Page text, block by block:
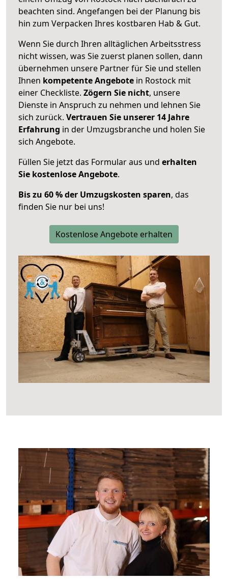
beachten sind. Angefangen bei der Planung bis
hin zum Verpacken Ihres kostbaren Hab & Gut.
Wenn Sie durch Ihren alltäglichen Arbeitsstress
nicht wissen, was Sie zuerst planen sollen, dann
übernehmen unsere Partner für Sie und stellen
Ihnen kompetente Angebote in Rostock mit
einer Checkliste. Zögern Sie nicht, unsere
Dienste in Anspruch zu nehmen und lehnen Sie
sich zurück. Vertrauen Sie unserer 14 Jahre
Erfahrung in der Umzugsbranche und holen Sie
sich Angebote.
Füllen Sie jetzt das Formular aus und erhalten
Sie kostenlose Angebote.
Bis zu 60 % der Umzugskosten sparen, das
finden Sie nur bei uns!
Kostenlose Angebote erhalten